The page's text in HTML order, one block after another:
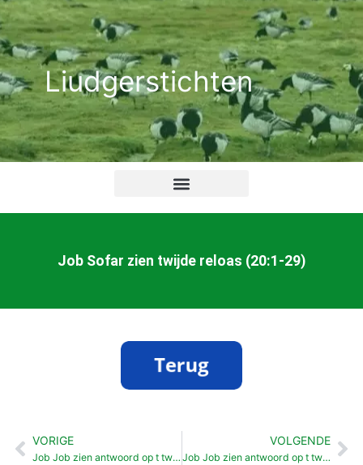
Ga
naar
de
inhoudLiudgerstichten
Job Sofar zien twijde reloas (20:1-29)
Vorige
VORIGE
Job Job zien antwoord op t twijde reloas van Bildad. (19:1-29)
VOLGENDE
Job Job zien antwoord op t twijde reloas van Sofar (21:1-34)